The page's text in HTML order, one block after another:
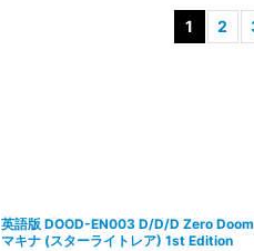
1 2
英語版 DOOD-EN003 D/D/D Zero
マキナ (スターライトレア) 1st Edition